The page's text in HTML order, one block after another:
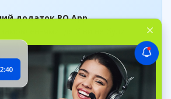
додаток RO App
Дашборд
стан бізнесу в реальному часі